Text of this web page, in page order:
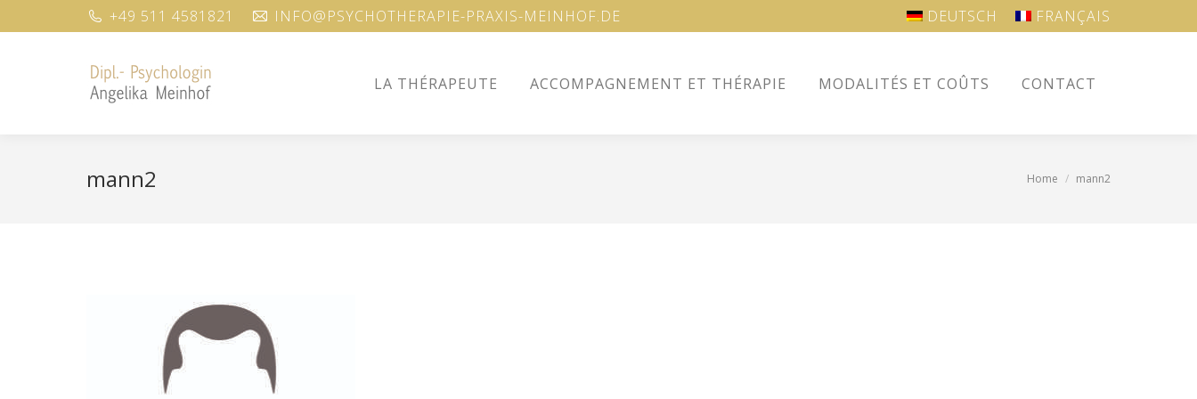
+49 511 4581821 INFO@PSYCHOTHERAPIE-PRAXIS-MEINHOF.DE DEUTSCH FRANÇAIS
LA THÉRAPEUTE ACCOMPAGNEMENT ET THÉRAPIE MODALITÉS ET COÛTS CONTACT
mann2 You are here:
Home mann2
LA THÉRAPEUTE ACCOMPAGNEMENT ET THÉRAPIE MODALITÉS ET COÛTS CONTACT